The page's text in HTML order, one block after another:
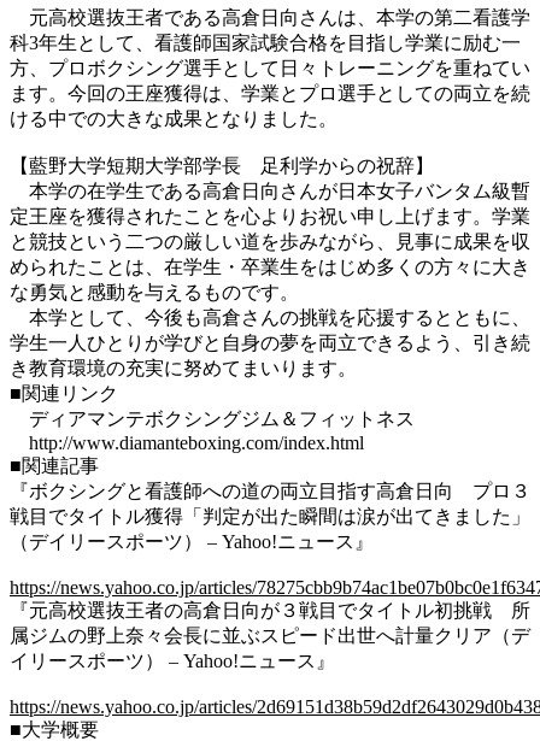
元高校選抜王者である高倉日向さんは、本学の第二看護学
科3年生として、看護師国家試験合格を目指し学業に励む一
方、プロボクシング選手として日々トレーニングを重ねてい
ます。今回の王座獲得は、学業とプロ選手としての両立を続
ける中での大きな成果となりました。
【藍野大学短期大学部学長 足利学からの祝辞】
本学の在学生である高倉日向さんが日本女子バンタム級暫
定王座を獲得されたことを心よりお祝い申し上げます。学業
と競技という二つの厳しい道を歩みながら、見事に成果を収
められたことは、在学生・卒業生をはじめ多くの方々に大き
な勇気と感動を与えるものです。
本学として、今後も高倉さんの挑戦を応援するとともに、
学生一人ひとりが学びと自身の夢を両立できるよう、引き続
き教育環境の充実に努めてまいります。
■関連リンク
ディアマンテボクシングジム＆フィットネス
http://www.diamanteboxing.com/index.html
■関連記事
『ボクシングと看護師への道の両立目指す高倉日向 プロ３
戦目でタイトル獲得「判定が出た瞬間は涙が出てきました」
（デイリースポーツ） – Yahoo!ニュース』
https://news.yahoo.co.jp/articles/
『元高校選抜王者の高倉日向が３戦目でタイトル初挑戦 所
属ジムの野上奈々会長に並ぶスピード出世へ計量クリア（デ
イリースポーツ） – Yahoo!ニュース』
https://news.yahoo.co.jp/articles/
■大学概要